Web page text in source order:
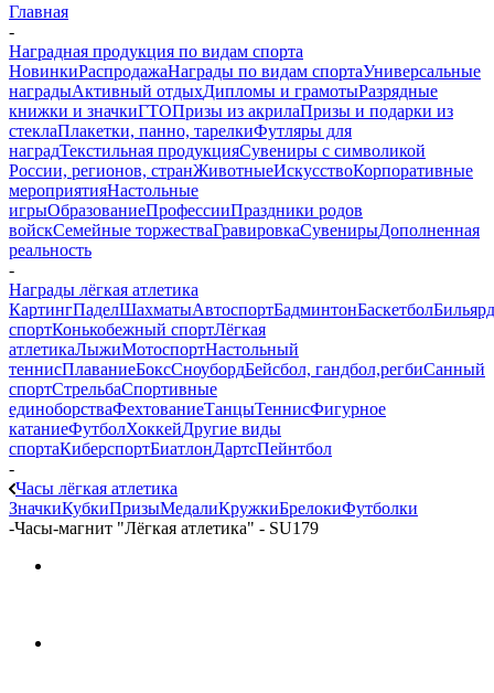
Главная
-
Наградная продукция по видам спорта
НовинкиРаспродажаНаграды по видам спортаУниверсальные
наградыАктивный отдыхДипломы и грамотыРазрядные
книжки и значкиГТОПризы из акрилаПризы и подарки из
стеклаПлакетки, панно, тарелкиФутляры для
наградТекстильная продукцияСувениры с символикой
России, регионов, странЖивотныеИскусствоКорпоративные
мероприятияНастольные
игрыОбразованиеПрофессииПраздники родов
войскСемейные торжестваГравировкаСувенирыДополненная
реальность
-
Награды лёгкая атлетика
КартингПаделШахматыАвтоспортБадминтонБаскетболБильярд
спортКонькобежный спортЛёгкая
атлетикаЛыжиМотоспортНастольный
теннисПлаваниеБоксСноубордБейсбол, гандбол,регбиСанный
спортСтрельбаСпортивные
единоборстваФехтованиеТанцыТеннисФигурное
катаниеФутболХоккейДругие виды
спортаКиберспортБиатлонДартсПейнтбол
-
Часы лёгкая атлетика
ЗначкиКубкиПризыМедалиКружкиБрелокиФутболки
-Часы-магнит "Лёгкая атлетика" - SU179